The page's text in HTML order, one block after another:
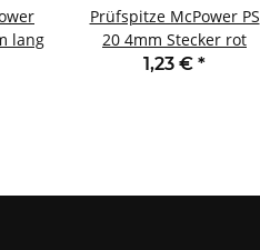
lang
Prüfspitze McPower PS
20 4mm Stecker rot
1,23 € *